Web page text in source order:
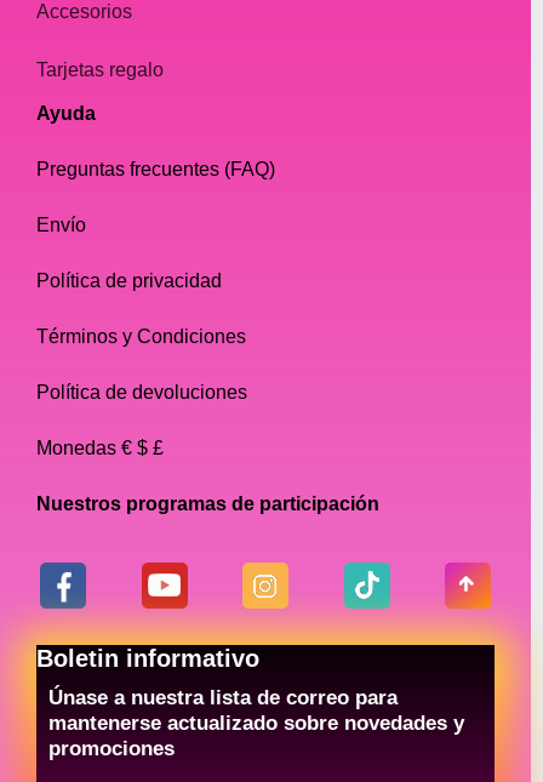
Accesorios
Tarjetas regalo
Ayuda
Preguntas frecuentes (FAQ)
Envío
Política de privacidad
Términos y Condiciones
Política de devoluciones
Monedas € $ £
Nuestros programas de participación
Boletin informativo
Únase a nuestra lista de correo para
mantenerse actualizado sobre novedades y
promociones